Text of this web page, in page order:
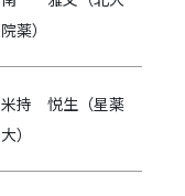
院薬）
米持 悦生（星薬
大）